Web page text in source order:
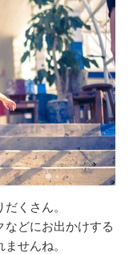
くさん。
どにお出かけする
せんね。